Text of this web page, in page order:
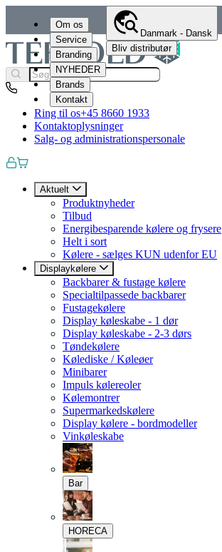
Om os
Service
Branding
NYHEDER
Brands
Kontakt
Danmark - Dansk
Bliv distributør
Ring til os+45 8660 1933
Kontaktoplysninger
Salg- og administrationspersonale
Aktuelt
Produktnyheder
Tilbud
Energibesparende kølere og frysere
Helt i sort
Kølere - sælges KUN udenfor EU
Displaykølere
Backbarer & fustage kølere
Specialtilpassede backbarer
Fustagekølere
Display køleskabe - 1 dør
Display køleskabe - 2-3 dørs
Tøndekølere
Kølediske / Køleøer
Minibarer
Impuls kølereoler
Kølemontrer
Supermarkedskølere
Display kølere - bordmodeller
Vinkøleskabe
Bar
HORECA